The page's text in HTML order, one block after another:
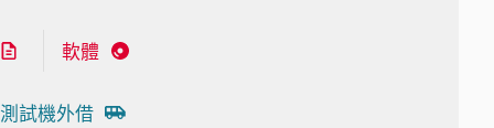
軟體
試機外借